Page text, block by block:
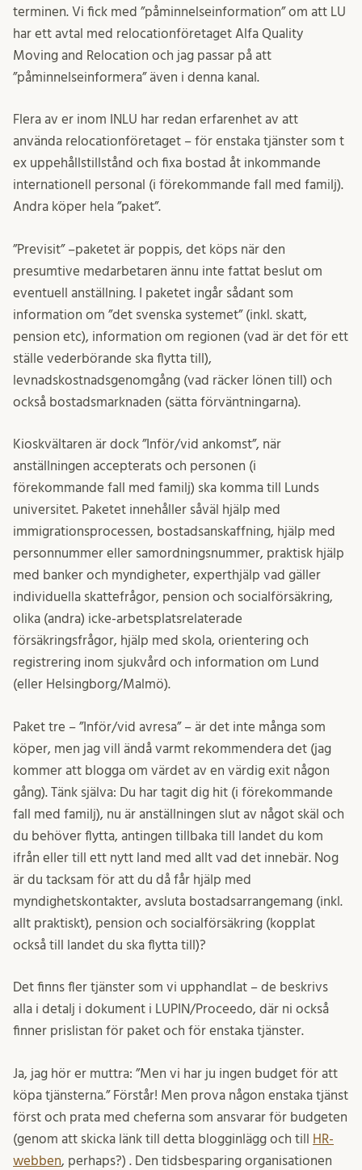
terminen. Vi fick med ”påminnelseinformation” om att LU
har ett avtal med relocationföretaget Alfa Quality
Moving and Relocation och jag passar på att
”påminnelseinformera” även i denna kanal.
Flera av er inom INLU har redan erfarenhet av att
använda relocationföretaget – för enstaka tjänster som t
ex uppehållstillstånd och fixa bostad åt inkommande
internationell personal (i förekommande fall med familj).
Andra köper hela ”paket”.
”Previsit” –paketet är poppis, det köps när den
presumtive medarbetaren ännu inte fattat beslut om
eventuell anställning. I paketet ingår sådant som
information om ”det svenska systemet” (inkl. skatt,
pension etc), information om regionen (vad är det för ett
ställe vederbörande ska flytta till),
levnadskostnadsgenomgång (vad räcker lönen till) och
också bostadsmarknaden (sätta förväntningarna).
Kioskvältaren är dock ”Inför/vid ankomst”, när
anställningen accepterats och personen (i
förekommande fall med familj) ska komma till Lunds
universitet. Paketet innehåller såväl hjälp med
immigrationsprocessen, bostadsanskaffning, hjälp med
personnummer eller samordningsnummer, praktisk hjälp
med banker och myndigheter, experthjälp vad gäller
individuella skattefrågor, pension och socialförsäkring,
olika (andra) icke-arbetsplatsrelaterade
försäkringsfrågor, hjälp med skola, orientering och
registrering inom sjukvård och information om Lund
(eller Helsingborg/Malmö).
Paket tre – ”Inför/vid avresa” – är det inte många som
köper, men jag vill ändå varmt rekommendera det (jag
kommer att blogga om värdet av en värdig exit någon
gång). Tänk själva: Du har tagit dig hit (i förekommande
fall med familj), nu är anställningen slut av något skäl och
du behöver flytta, antingen tillbaka till landet du kom
ifrån eller till ett nytt land med allt vad det innebär. Nog
är du tacksam för att du då får hjälp med
myndighetskontakter, avsluta bostadsarrangemang (inkl.
allt praktiskt), pension och socialförsäkring (kopplat
också till landet du ska flytta till)?
Det finns fler tjänster som vi upphandlat – de beskrivs
alla i detalj i dokument i LUPIN/Proceedo, där ni också
finner prislistan för paket och för enstaka tjänster.
Ja, jag hör er muttra: ”Men vi har ju ingen budget för att
köpa tjänsterna.” Förstår! Men prova någon enstaka tjänst
först och prata med cheferna som ansvarar för budgeten
(genom att skicka länk till detta blogginlägg och till
HR-
webben, perhaps?) . Den tidsbesparing organisationen